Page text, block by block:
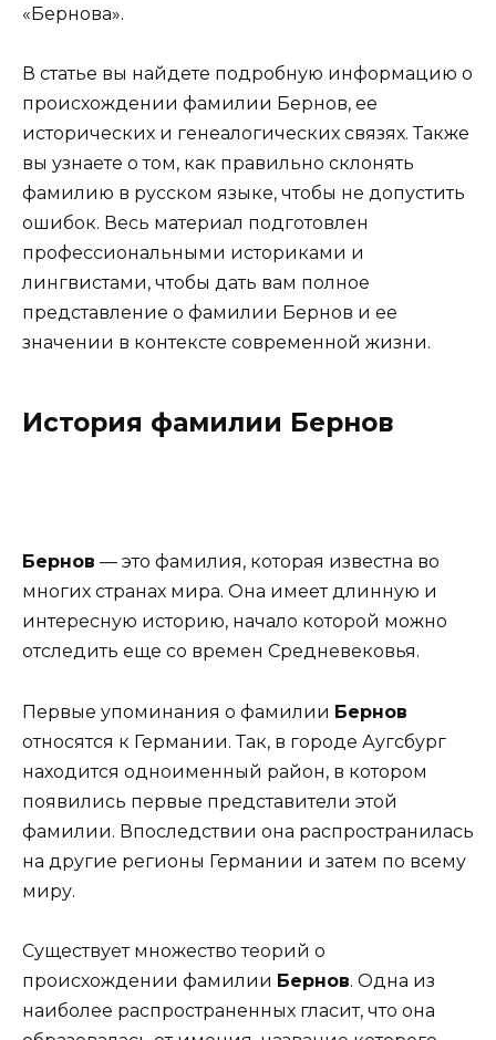
«Бернова».
В статье вы найдете подробную информацию о
происхождении фамилии Бернов, ее
исторических и генеалогических связях. Также
вы узнаете о том, как правильно склонять
фамилию в русском языке, чтобы не допустить
ошибок. Весь материал подготовлен
профессиональными историками и
лингвистами, чтобы дать вам полное
представление о фамилии Бернов и ее
значении в контексте современной жизни.
История фамилии Бернов
Бернов — это фамилия, которая известна во
многих странах мира. Она имеет длинную и
интересную историю, начало которой можно
отследить еще со времен Средневековья.
Первые упоминания о фамилии Бернов
относятся к Германии. Так, в городе Аугсбург
находится одноименный район, в котором
появились первые представители этой
фамилии. Впоследствии она распространилась
на другие регионы Германии и затем по всему
миру.
Существует множество теорий о
происхождении фамилии Бернов. Одна из
наиболее распространенных гласит, что она